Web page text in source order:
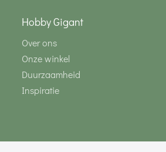
Hobby Gigant
Over ons
Onze winkel
Duurzaamheid
Inspiratie